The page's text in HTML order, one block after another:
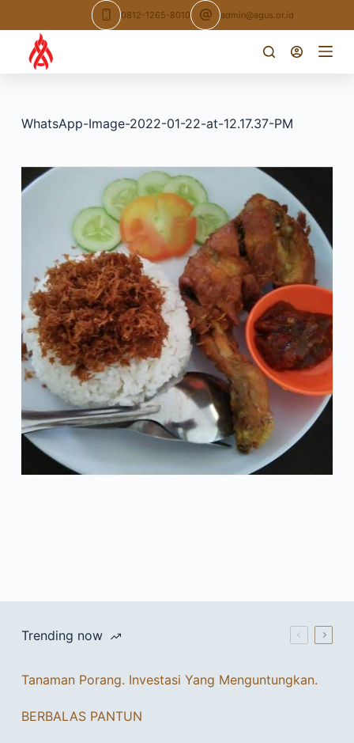
to
content
0812-1265-8010 admin@agus.or.id
WhatsApp-Image-2022-01-22-at-12.17.37-PM
Trending now
Tanaman Porang. Investasi Yang Menguntungkan.
BERBALAS PANTUN